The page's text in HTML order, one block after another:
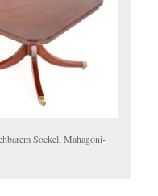
Sockel, Mahagoni-